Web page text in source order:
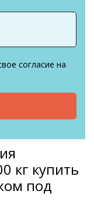
согласие на
кг купить
под